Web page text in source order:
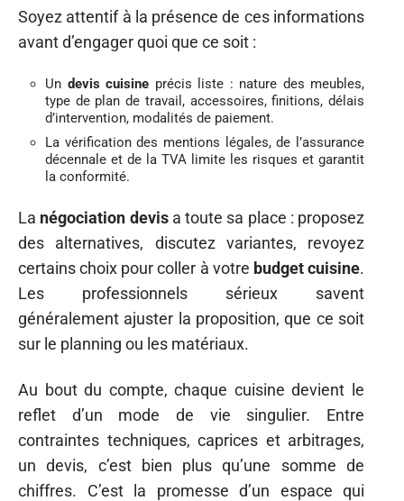
Soyez attentif à la présence de ces informations
avant d’engager quoi que ce soit :
Un devis cuisine précis liste : nature des meubles,
type de plan de travail, accessoires, finitions, délais
d’intervention, modalités de paiement.
La vérification des mentions légales, de l’assurance
décennale et de la TVA limite les risques et garantit
la conformité.
La négociation devisa toute sa place : proposez
des alternatives, discutez variantes, revoyez
certains choix pour coller à votre budget cuisine.
Les professionnels sérieux savent
généralement ajuster la proposition, que ce soit
sur le planning ou les matériaux.
Au bout du compte, chaque cuisine devient le
reflet d’un mode de vie singulier. Entre
contraintes techniques, caprices et arbitrages,
un devis, c’est bien plus qu’une somme de
chiffres. C’est la promesse d’un espace qui